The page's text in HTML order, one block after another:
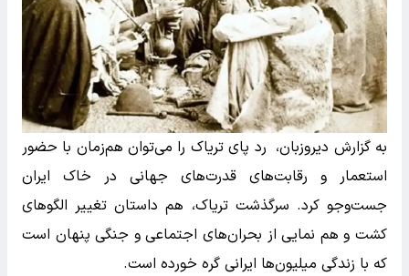
به گزارش دیروزبان، رد پای تریاک را می‌توان هم‌زمان با حضور
استعمار و رقابت‌های قدرت‌های جهانی در خاک ایران
جست‌وجو کرد. سرگذشت تریاک، هم داستان تغییر الگوهای
کشت و هم نمایی از بحران‌های اجتماعی و جنگی پنهان است
که با زندگی میلیون‌ها ایرانی گره خورده است.